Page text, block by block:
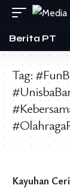
Berita PT
Tag:
Kayuhan